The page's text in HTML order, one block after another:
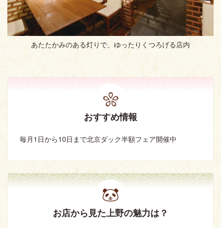
あたたかみのある灯りで、ゆったりくつろげる店内
おすすめ情報
毎月1日から10日まで北京ダック半額フェア開催中
お店から見た上野の魅力は？